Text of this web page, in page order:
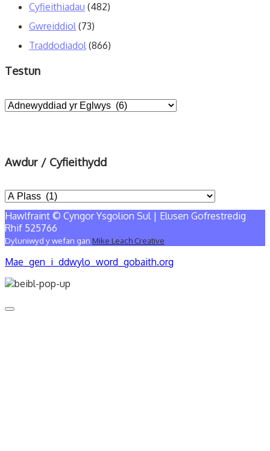
Cyfieithiadau (482)
Gwreiddiol(73)
Traddodiadol(866)
Testun
Awdur / Cyfieithydd
Hawlfraint © Cyngor Ysgolion Sul | Elusen Gofrestredig
Rhif 525766
Dyluniwyd y wefan gan Mike Leach Creative
Mae_gen_i_ddwylo_word_gobaith.org